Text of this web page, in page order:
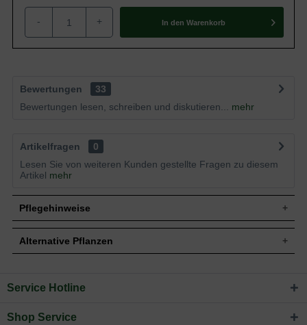
- + In den Warenkorb
Bewertungen
33
Bewertungen lesen, schreiben und diskutieren...
mehr
Artikelfragen
0
Lesen Sie von weiteren Kunden gestellte Fragen zu diesem
Artikel mehr
Pflegehinweise
Pflanz- und Pflegetipps Acer campestre 'Elsrijk' /
Gartenpflanzen einen optimalen Start am neuen Standort
Alternative Pflanzen
Sie suchen eine Alternative?
In folgenden Kategorien finden Sie schöne Alternativen
Service Hotline
Shop Service